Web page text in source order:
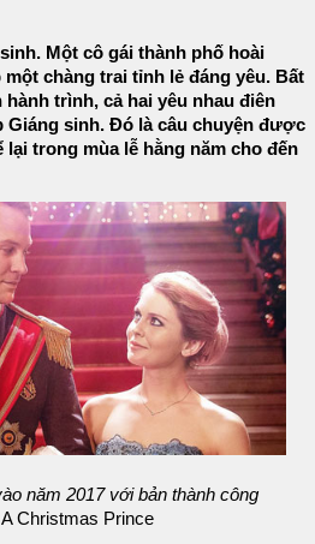
Một cô gái thành phố hoài
chàng trai tỉnh lẻ đáng yêu. Bất
trình, cả hai yêu nhau điên
Giáng sinh. Đó là câu chuyện được
trong mùa lễ hằng năm cho đến
năm 2017 với bản thành công
A Christmas Prince